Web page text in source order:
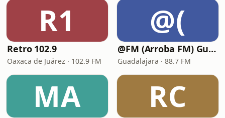
R1
Retro 102.9
Oaxaca de Juárez · 102.9 FM
@(
@FM (Arroba FM) Guadalajara
Guadalajara · 88.7 FM
MA RC